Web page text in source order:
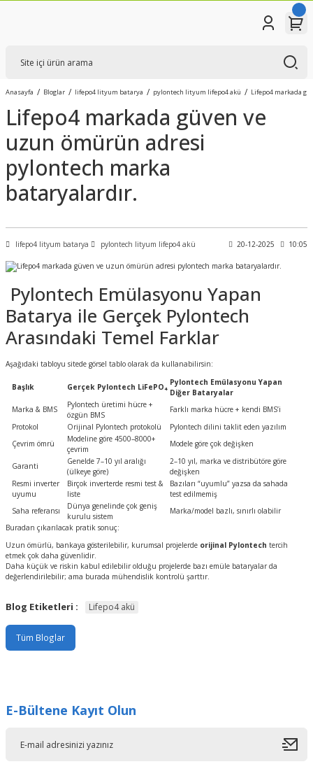
Anasayfa Bloglar lifepo4 lityum batarya pylontech lityum lifepo4 akü Lifepo4 markada
Lifepo4 markada güven ve
uzun ömürün adresi
pylontech marka
bataryalardır.
lifepo4 lityum batarya pylontech lityum lifepo4 akü 20-12-2025 10:05
Pylontech Emülasyonu Yapan
Batarya ile Gerçek Pylontech
Arasındaki Temel Farklar
Aşağıdaki tabloyu sitede görsel tablo olarak da kullanabilirsin:
Başlık Gerçek Pylontech LiFePO₄ Pylontech Emülasyonu Yapan
Diğer Bataryalar
Marka & BMS
Pylontech üretimi hücre +
özgün BMS
Farklı marka hücre + kendi BMS’i
Protokol
Orijinal Pylontech protokolü
Pylontech dilini taklit eden yazılım
Çevrim ömrü
Modeline göre 4500–8000+
çevrim
Modele göre çok değişken
Garanti
Genelde 7–10 yıl aralığı
(ülkeye göre)
2–10 yıl, marka ve distribütöre göre
değişken
Resmi inverter
uyumu
Birçok inverterde resmi test &
liste
Bazıları “uyumlu” yazsa da sahada
test edilmemiş
Saha referansı
Dünya genelinde çok geniş
kurulu sistem
Marka/model bazlı, sınırlı olabilir
Buradan çıkarılacak pratik sonuç:
Uzun ömürlü, bankaya gösterilebilir, kurumsal projelerde orijinal Pylontech tercih
etmek çok daha güvenlidir.
Daha küçük ve riskin kabul edilebilir olduğu projelerde bazı emüle bataryalar da
değerlendirilebilir; ama burada mühendislik kontrolü şarttır.
Blog Etiketleri : Lifepo4 akü
Tüm Bloglar
E-Bültene Kayıt Olun